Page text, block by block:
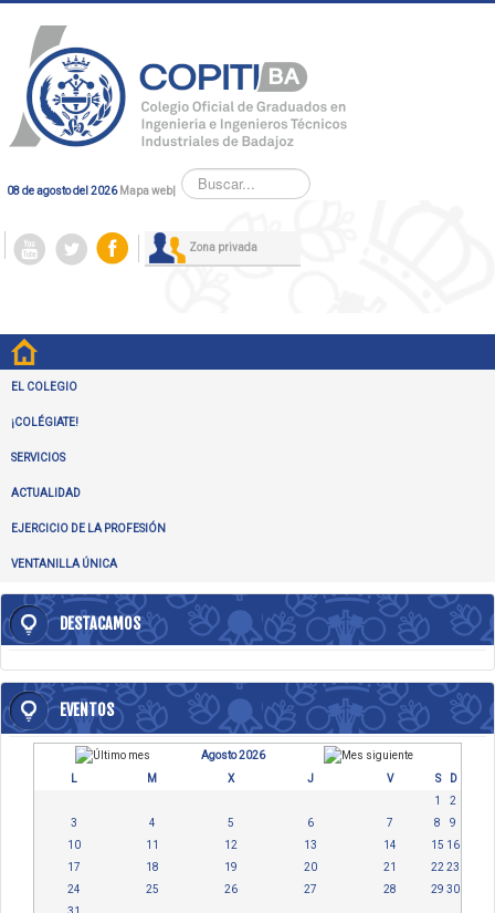
08 de agosto del 2026 Mapa web|
Buscar...
Zona privada
EL COLEGIO
¡COLÉGIATE!
SERVICIOS
ACTUALIDAD
EJERCICIO DE LA PROFESIÓN
VENTANILLA ÚNICA
DESTACAMOS
EVENTOS
Agosto 2026
L
M X J V S
D
1
2
3
4 5 6 7 8
9
10
11 12 13 14 15 16
17
18 19 20 21 22 23
24
25 26 27 28 29 30